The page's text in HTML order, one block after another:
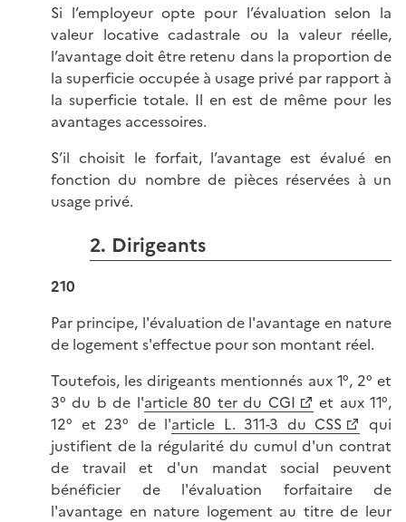
Si l’employeur opte pour l’évaluation selon la
valeur locative cadastrale ou la valeur réelle,
l’avantage doit être retenu dans la proportion de
la superficie occupée à usage privé par rapport à
la superficie totale. Il en est de même pour les
avantages accessoires.
S’il choisit le forfait, l’avantage est évalué en
fonction du nombre de pièces réservées à un
usage privé.
2. Dirigeants
210
Par principe, l'évaluation de l'avantage en nature
de logement s'effectue pour son montant réel.
Toutefois, les dirigeants mentionnés aux 1°, 2° et
3° du b de l'article 80 ter du CGI
et aux 11°,
12° et 23° de l'article L. 311-3 du CSS
qui
justifient de la régularité du cumul d'un contrat
de travail et d'un mandat social peuvent
bénéficier de l'évaluation forfaitaire de
l'avantage en nature logement au titre de leur